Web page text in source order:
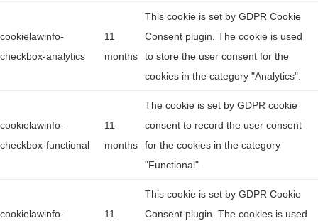
cookielawinfo-
checkbox-analytics
11
months
This cookie is set by GDPR Cookie
Consent plugin. The cookie is used
to store the user consent for the
cookies in the category "Analytics".
cookielawinfo-
checkbox-functional
11
months
The cookie is set by GDPR cookie
consent to record the user consent
for the cookies in the category
"Functional".
cookielawinfo-
11
This cookie is set by GDPR Cookie
Consent plugin. The cookies is used